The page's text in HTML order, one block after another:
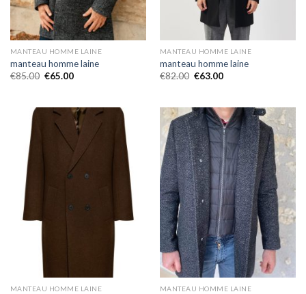
MANTEAU HOMME LAINE
manteau homme laine
€85.00 €65.00
MANTEAU HOMME LAINE
manteau homme laine
€82.00 €63.00
MANTEAU HOMME LAINE MANTEAU HOMME LAINE